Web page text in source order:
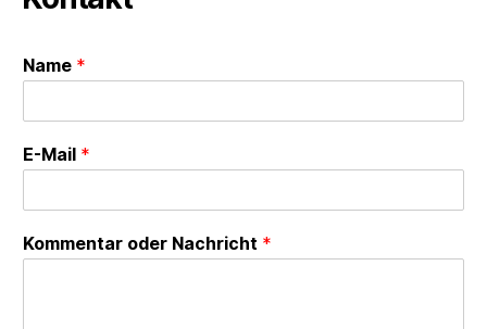
Name *
E-Mail *
Kommentar oder Nachricht *